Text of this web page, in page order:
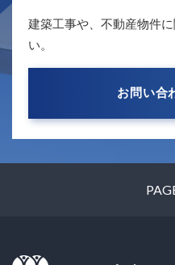
建築工事や、不動産物件
い。
お問い合